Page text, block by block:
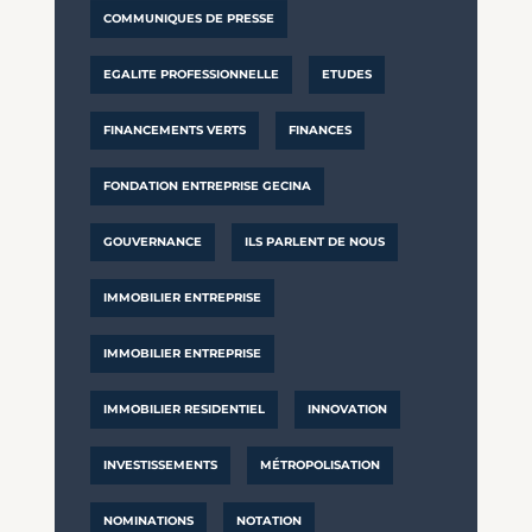
COMMUNIQUES DE PRESSE
EGALITE PROFESSIONNELLE ETUDES
FINANCEMENTS VERTS FINANCES
FONDATION ENTREPRISE GECINA
GOUVERNANCE ILS PARLENT DE NOUS
IMMOBILIER ENTREPRISE
IMMOBILIER ENTREPRISE
IMMOBILIER RESIDENTIEL INNOVATION
INVESTISSEMENTS MÉTROPOLISATION
NOMINATIONS NOTATION